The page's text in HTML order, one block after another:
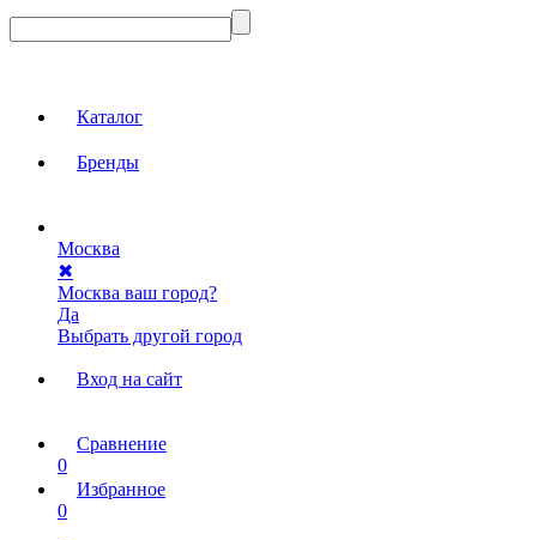
Каталог
Бренды
Москва
✖
Москва ваш город?
Да
Выбрать другой город
Вход на сайт
Сравнение
0
Избранное
0